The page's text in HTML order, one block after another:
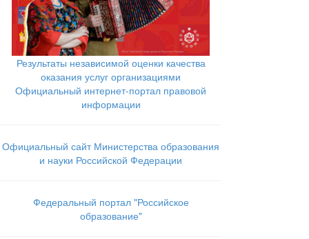
Результаты независимой оценки качества
оказания услуг организациями
Официальный интернет-портал правовой
информации
Официальный сайт Министерства образования
и науки Российской Федерации
Федеральный портал "Российское
образование"